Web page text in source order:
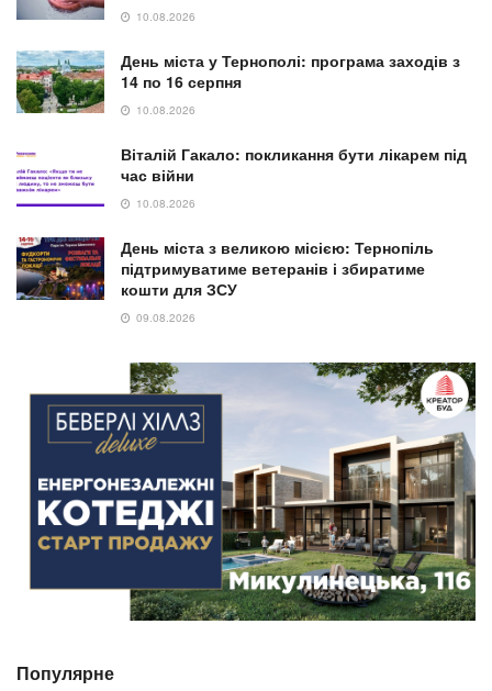
10.08.2026
День міста у Тернополі: програма заходів з
14 по 16 серпня
10.08.2026
Віталій Гакало: покликання бути лікарем під
час війни
10.08.2026
День міста з великою місією: Тернопіль
підтримуватиме ветеранів і збиратиме
кошти для ЗСУ
09.08.2026
Популярне